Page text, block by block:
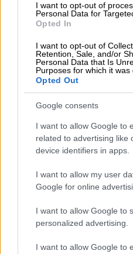
I want to opt-out of
Personal Data for
Opted In
I want to opt-out of
Retention, Sale, and/or
Personal Data that Is
Purposes for which it was
Opted Out
Google consents
I want to allow Google to
related to advertising like
device identifiers in apps.
I want to allow my user
Google for online
I want to allow Google to
personalized advertising.
I want to allow Google to
POPULAR VIDEOS